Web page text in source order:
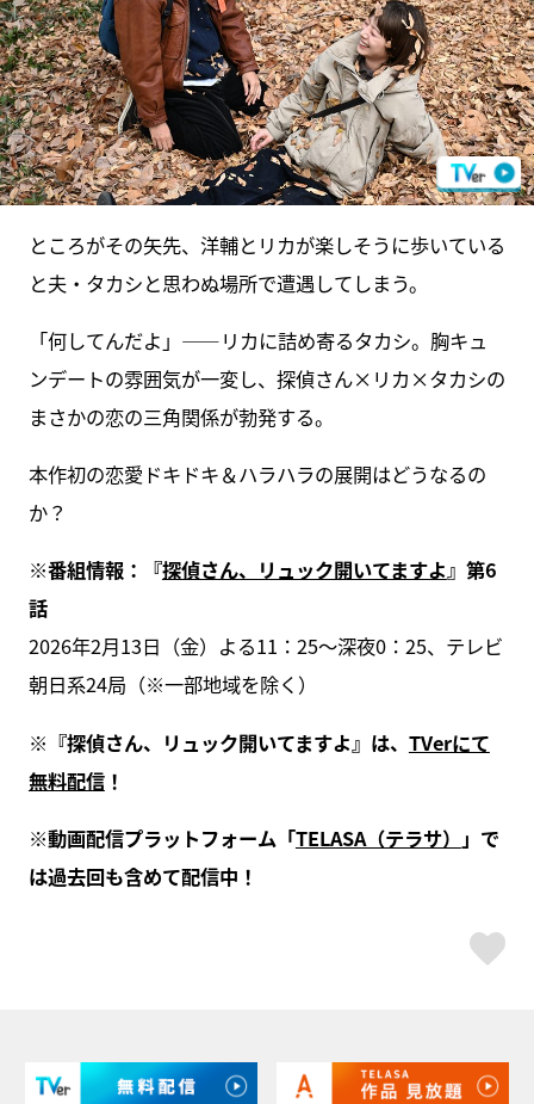
ところがその矢先、洋輔とリカが楽しそうに歩いている
と夫・タカシと思わぬ場所で遭遇してしまう。
「何してんだよ」――リカに詰め寄るタカシ。胸キュ
ンデートの雰囲気が一変し、探偵さん×リカ×タカシの
まさかの恋の三角関係が勃発する。
本作初の恋愛ドキドキ＆ハラハラの展開はどうなるの
か？
※番組情報：『探偵さん、リュック開いてますよ』第6
話
2026年2月13日（金）よる11：25～深夜0：25、テレビ
朝日系24局（※一部地域を除く）
※『探偵さん、リュック開いてますよ』は、 TVerにて
無料配信！
※動画配信プラットフォーム「TELASA（テラサ） 」で
は過去回も含めて配信中！